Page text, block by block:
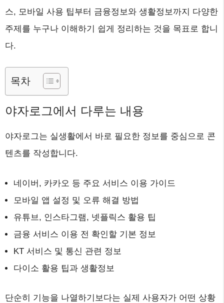
스, 모바일 사용 팁부터 금융정보와 생활정보까지 다양한
주제를 누구나 이해하기 쉽게 정리하는 것을 목표로 합니
다.
목차
야자로그에서 다루는 내용
야자로그는 실생활에서 바로 필요한 정보를 중심으로 콘
텐츠를 작성합니다.
네이버, 카카오 등 주요 서비스 이용 가이드
모바일 앱 설정 및 오류 해결 방법
유튜브, 인스타그램, 넷플릭스 활용 팁
금융 서비스 이용 전 확인할 기본 정보
KT 서비스 및 통신 관련 정보
다이소 활용 팁과 생활정보
단순히 기능을 나열하기보다는 실제 사용자가 어떤 상황